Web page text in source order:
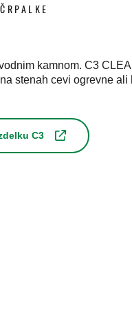
kamnom. C3
stenah cevi ogrevne ali
C3